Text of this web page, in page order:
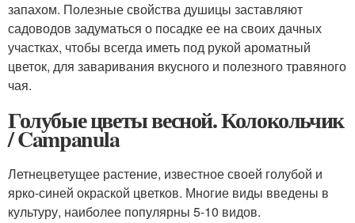
запахом. Полезные свойства душицы заставляют
садоводов задуматься о посадке ее на своих дачных
участках, чтобы всегда иметь под рукой ароматный
цветок, для заваривания вкусного и полезного травяного
чая.
Голубые цветы весной. Колокольчик
/ Campanula
Летнецветущее растение, известное своей голубой и
ярко-синей окраской цветков. Многие виды введены в
культуру, наиболее популярны 5-10 видов.